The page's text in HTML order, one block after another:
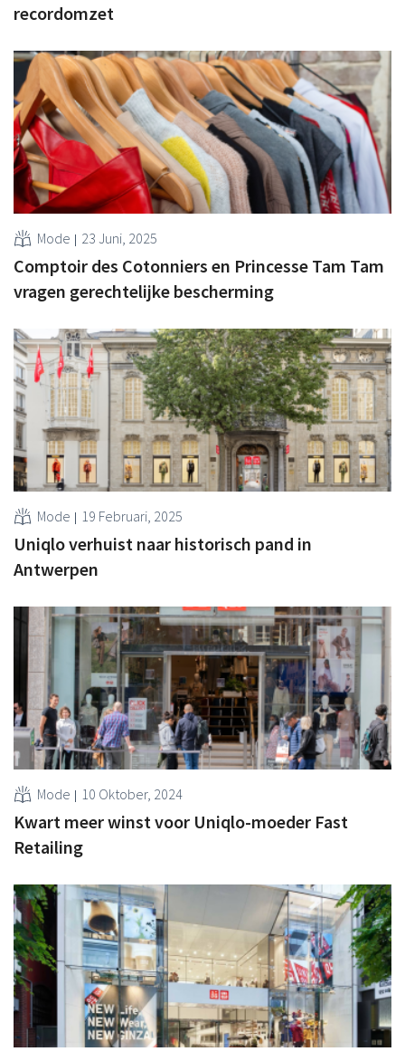
recordomzet
Mode 23 Juni, 2025
Comptoir des Cotonniers en Princesse Tam Tam
vragen gerechtelijke bescherming
Mode 19 Februari, 2025
Uniqlo verhuist naar historisch pand in
Antwerpen
Mode 10 Oktober, 2024
Kwart meer winst voor Uniqlo-moeder Fast
Retailing